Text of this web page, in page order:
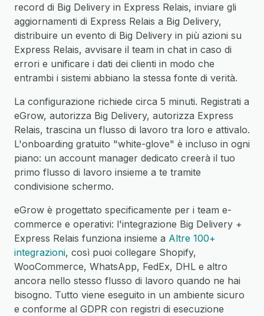
record di Big Delivery in Express Relais, inviare gli
aggiornamenti di Express Relais a Big Delivery,
distribuire un evento di Big Delivery in più azioni su
Express Relais, avvisare il team in chat in caso di
errori e unificare i dati dei clienti in modo che
entrambi i sistemi abbiano la stessa fonte di verità.
La configurazione richiede circa 5 minuti. Registrati a
eGrow, autorizza Big Delivery, autorizza Express
Relais, trascina un flusso di lavoro tra loro e attivalo.
L'onboarding gratuito "white-glove" è incluso in ogni
piano: un account manager dedicato creerà il tuo
primo flusso di lavoro insieme a te tramite
condivisione schermo.
eGrow è progettato specificamente per i team e-
commerce e operativi: l'integrazione Big Delivery +
Express Relais funziona insieme a Altre 100+
integrazioni, così puoi collegare Shopify,
WooCommerce, WhatsApp, FedEx, DHL e altro
ancora nello stesso flusso di lavoro quando ne hai
bisogno. Tutto viene eseguito in un ambiente sicuro
e conforme al GDPR con registri di esecuzione